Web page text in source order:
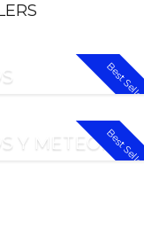
Best
Best
Y METEORA